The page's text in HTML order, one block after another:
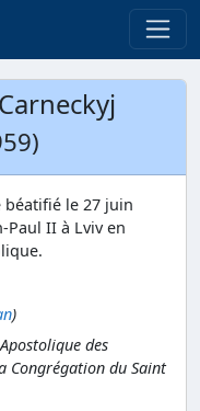
béatifié le 27 juin
Paul II à Lviv en
)
des
Congrégation du Saint